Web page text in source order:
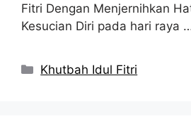
Fitri Dengan Menjernihkan
Kesucian Diri pada hari raya
Kategori
Khutbah Idul Fitri